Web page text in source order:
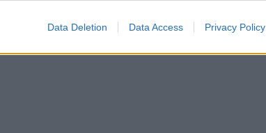
Data Deletion Data Access Privacy Policy